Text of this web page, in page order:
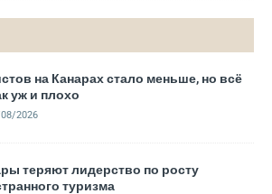
на Канарах стало меньше, но всё
уж и плохо
2026
теряют лидерство по росту
туризма